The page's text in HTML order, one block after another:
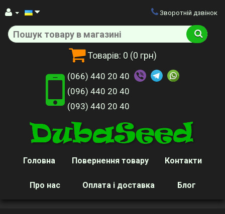
Товарів: 0 (0 грн)
Зворотній дзвінок
(066) 440 20 40
(096) 440 20 40
(093) 440 20 40
Головна Повернення товару Контакти
Про нас Оплата і доставка Блог